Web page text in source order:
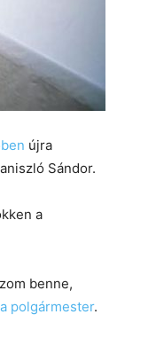
újra
Sándor.
a
benne,
polgármester.